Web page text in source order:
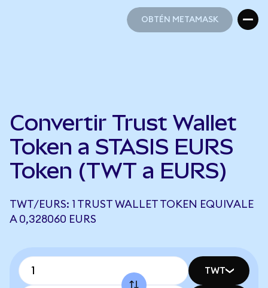
OBTÉN METAMASK
Convertir Trust Wallet
Token a STASIS EURS
Token (TWT a EURS)
TWT/EURS: 1 TRUST WALLET TOKEN EQUIVALE
A 0,328060 EURS
TWT